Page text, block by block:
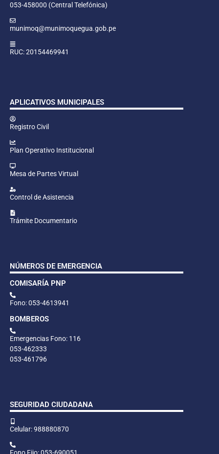
053-458000 (Central Telefónica)
munimoq@munimoquegua.gob.pe
RUC: 20154469941
APLICATIVOS MUNICIPALES
Registro Civil
Plan Operativo Institucional
Mesa de Partes Virtual
Control de Asistencia
Trámite Documentario
NÚMEROS DE EMERGENCIA
COMISARÍA PNP
Fono: 053-4613941
BOMBEROS
Emergencias Fono: 116
053-462333
053-461796
SEGURIDAD CIUDADANA
Celular: 988880870
Fono Fijo: 053-690051